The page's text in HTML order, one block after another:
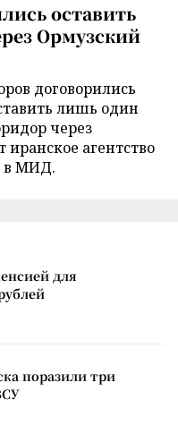
оставить
Ормузский
договорились
лишь один
через
агентство
в МИД.
для
поразили три